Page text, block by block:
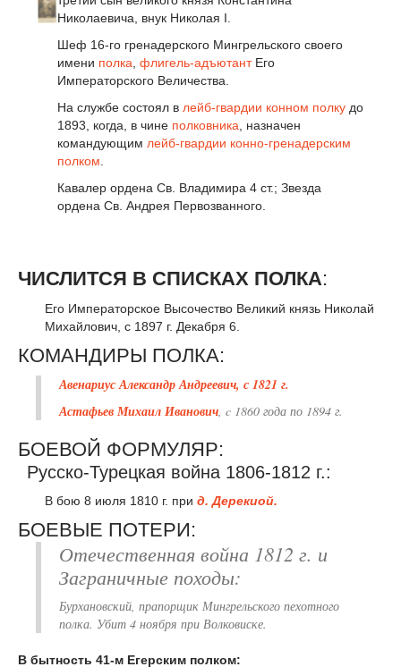
Николаевича, внук Николая I.
Шеф 16-го гренадерского Мингрельского своего
имени полка, флигель-адъютантЕго
Императорского Величества.
На службе состоял в лейб-гвардии конном полкудо
1893, когда, в чине полковника , назначен
командующим лейб-гвардии конно-гренадерским
полком
Кавалер ордена Св. Владимира 4 ст.; Звезда
ордена Св. Андрея Первозванного.
ЧИСЛИТСЯ В СПИСКАХ ПОЛКА:
Его Императорское Высочество Великий князь Николай
Михайлович, с 1897 г. Декабря 6.
КОМАНДИРЫ ПОЛКА:
Авенариус Александр Андреевич, с 1821 г.
Астафьев Михаил Иванович, c 1860 года по 1894 г.
БОЕВОЙ ФОРМУЛЯР:
Русско-Турецкая война 1806-1812 г.:
В бою 8 июля 1810 г. при д. Дерекиой.
БОЕВЫЕ ПОТЕРИ:
Отечественная война 1812 г. и
Заграничные походы:
Бурхановский, прапорщик Мингрельского пехотного
полка. Убит 4 ноября при Волковиске.
В бытность 41-м Егерским полком: